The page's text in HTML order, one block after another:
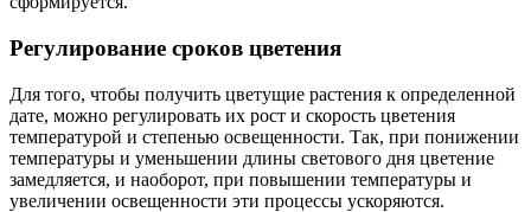
Регулирование сроков цветения
Для того, чтобы получить цветущие растения к определенной
дате, можно регулировать их рост и скорость цветения
температурой и степенью освещенности. Так, при понижении
температуры и уменьшении длины светового дня цветение
замедляется, и наоборот, при повышении температуры и
увеличении освещенности эти процессы ускоряются.